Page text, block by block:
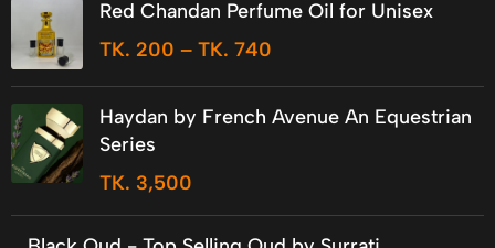
Red Chandan Perfume Oil for Unisex
TK. 200 – TK. 740
Haydan by French Avenue An Equestrian
Series
TK. 3,500